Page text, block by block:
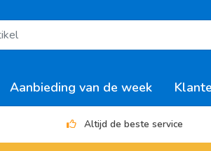
Aanbieding van de week
Altijd de beste service